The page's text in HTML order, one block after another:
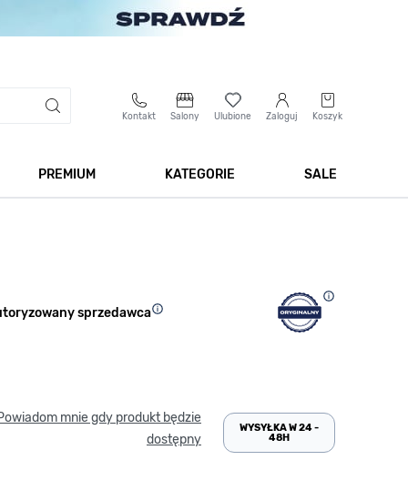
Kontakt Salony Ulubione Zaloguj Koszyk
PREMIUM
KATEGORIE
SALE
sprzedawca
mnie gdy produkt będzie
dostępny
WYSYŁKA W 24 -
48H